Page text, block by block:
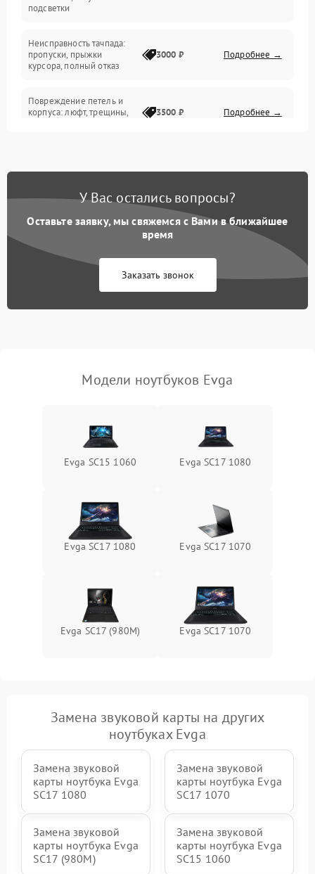
Батарея
Сеть и интернет
подсветки
Неисправность тачпада:
пропуски, прыжки
курсора, полный отказ
3000 ₽ Подробнее →
Повреждение петель и
корпуса: люфт, трещины,
3500 ₽ Подробнее →
быстрая разрядка,
2500 ₽ Подробнее →
Неисправность зарядного
питания
2000 ₽ Подробнее →
неисправности кулера
пропадание диска
оперативной памяти:
вылеты приложений,
синие экраны
Подробнее →
У Вас остались вопросы?
Оставьте заявку, мы свяжемся с Вами в ближайшее
время
Заказать звонок
Модели ноутбуков Evga
Evga SC15 1060 Evga SC17 1080
Evga SC17 1080 Evga SC17 1070
Evga SC17 (980M) Evga SC17 1070
Замена звуковой карты на других
ноутбуках Evga
Замена звуковой
карты ноутбука Evga
SC17 1080
Замена звуковой
карты ноутбука Evga
SC17 1070
Замена звуковой
карты ноутбука Evga
SC17 (980M)
Замена звуковой
карты ноутбука Evga
SC15 1060